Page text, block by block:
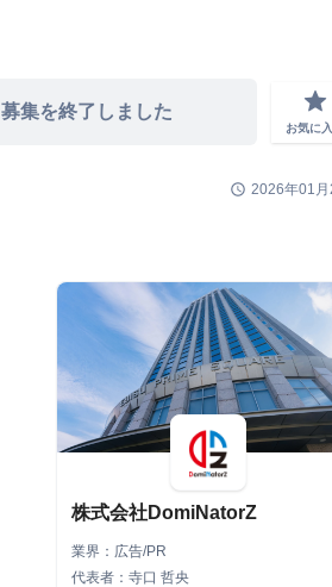
募集を終了しました grade
お気に
schedule 2026年01月
株式会社DomiNatorZ
業界：広告/PR
代表者：寺口 哲央